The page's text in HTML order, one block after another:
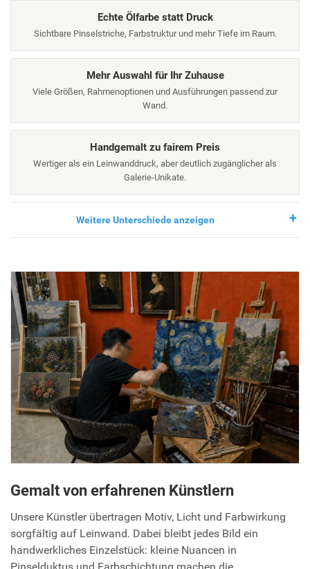
Echte Ölfarbe statt Druck
Sichtbare Pinselstriche, Farbstruktur und mehr Tiefe im Raum.
Mehr Auswahl für Ihr Zuhause
Viele Größen, Rahmenoptionen und Ausführungen passend zur
Wand.
Handgemalt zu fairem Preis
Wertiger als ein Leinwanddruck, aber deutlich zugänglicher als
Galerie-Unikate.
Weitere Unterschiede anzeigen
Gemalt von erfahrenen Künstlern
Unsere Künstler übertragen Motiv, Licht und Farbwirkung
sorgfältig auf Leinwand. Dabei bleibt jedes Bild ein
handwerkliches Einzelstück: kleine Nuancen in